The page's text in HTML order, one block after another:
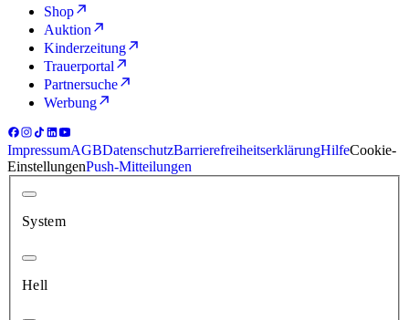
Shop
Auktion
Kinderzeitung
Trauerportal
Partnersuche
Werbung
ImpressumAGBDatenschutzBarrierefreiheitserklärungHilfeCookie-
EinstellungenPush-Mitteilungen
System
Hell